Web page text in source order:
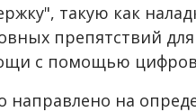
такую как
препятствий
с помощью
направлено на